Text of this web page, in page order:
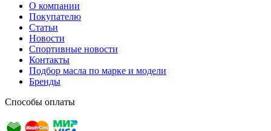
О компании
Покупателю
Статьи
Новости
Спортивные новости
Контакты
Подбор масла по марке и модели
Бренды
Способы оплаты